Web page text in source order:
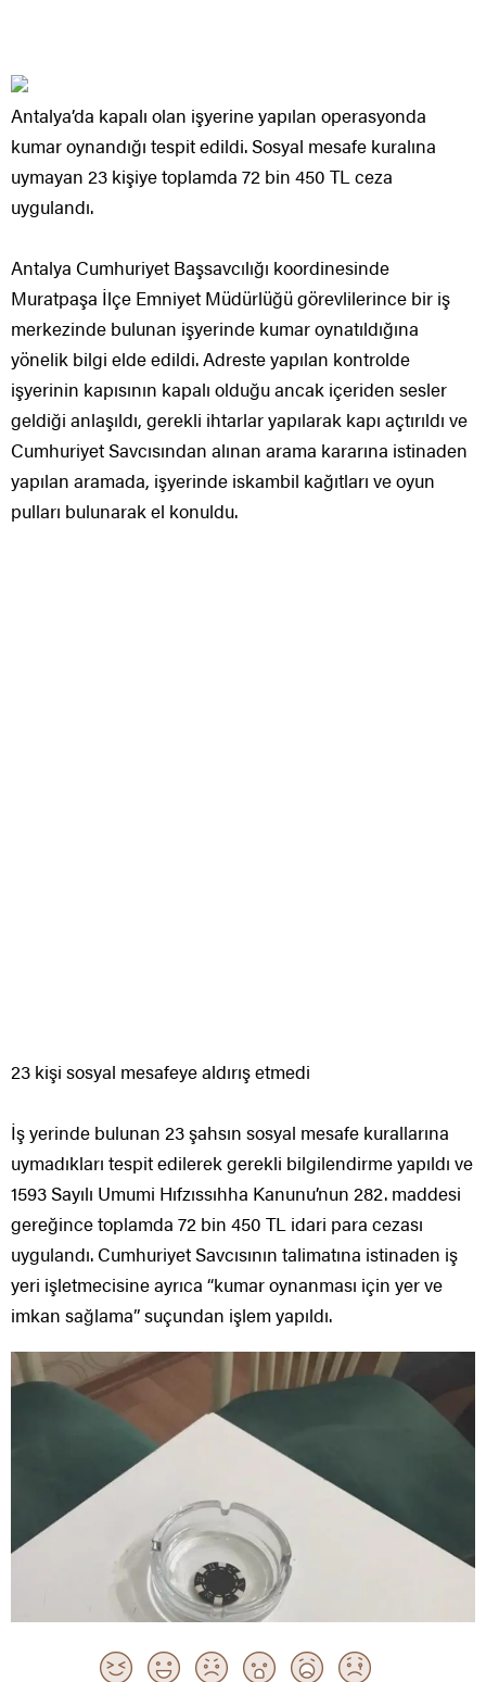
Antalya’da kapalı olan işyerine yapılan operasyonda
kumar oynandığı tespit edildi. Sosyal mesafe kuralına
uymayan 23 kişiye toplamda 72 bin 450 TL ceza
uygulandı.
Antalya Cumhuriyet Başsavcılığı koordinesinde
Muratpaşa İlçe Emniyet Müdürlüğü görevlilerince bir iş
merkezinde bulunan işyerinde kumar oynatıldığına
yönelik bilgi elde edildi. Adreste yapılan kontrolde
işyerinin kapısının kapalı olduğu ancak içeriden sesler
geldiği anlaşıldı, gerekli ihtarlar yapılarak kapı açtırıldı ve
Cumhuriyet Savcısından alınan arama kararına istinaden
yapılan aramada, işyerinde iskambil kağıtları ve oyun
pulları bulunarak el konuldu.
23 kişi sosyal mesafeye aldırış etmedi
İş yerinde bulunan 23 şahsın sosyal mesafe kurallarına
uymadıkları tespit edilerek gerekli bilgilendirme yapıldı ve
1593 Sayılı Umumi Hıfzıssıhha Kanunu’nun 282. maddesi
gereğince toplamda 72 bin 450 TL idari para cezası
uygulandı. Cumhuriyet Savcısının talimatına istinaden iş
yeri işletmecisine ayrıca “kumar oynanması için yer ve
imkan sağlama” suçundan işlem yapıldı.